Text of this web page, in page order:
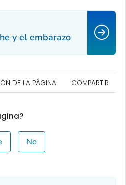
y el embarazo
DE LA PÁGINA COMPARTIR
No